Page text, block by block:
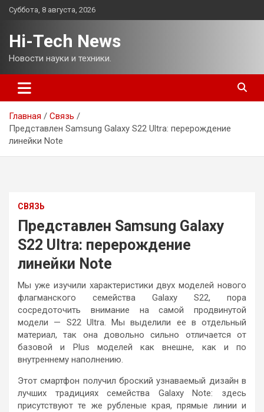
Перейти
Суббота, 8 августа, 2026
Hi-Tech News
Новости науки и техники.
Главная
Связь
Представлен Samsung Galaxy S22 Ultra: перерождение
линейки Note
СВЯЗЬ
Представлен Samsung Galaxy
S22 Ultra: перерождение
линейки Note
Мы уже изучили характеристики двух моделей нового
флагманского семейства Galaxy S22, пора
сосредоточить внимание на самой продвинутой
модели — S22 Ultra. Мы выделили ее в отдельный
материал, так она довольно сильно отличается от
базовой и Plus моделей как внешне, как и по
внутреннему наполнению.
Этот смартфон получил броский узнаваемый дизайн в
лучших традициях семейства Galaxy Note: здесь
присутствуют те же рубленые края, прямые линии и